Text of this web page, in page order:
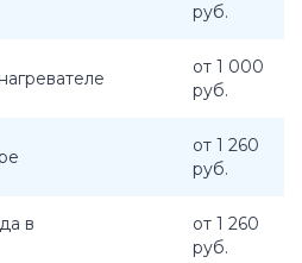
руб.
от 1 000
руб.
от 1 260
руб.
в
от 1 260
руб.